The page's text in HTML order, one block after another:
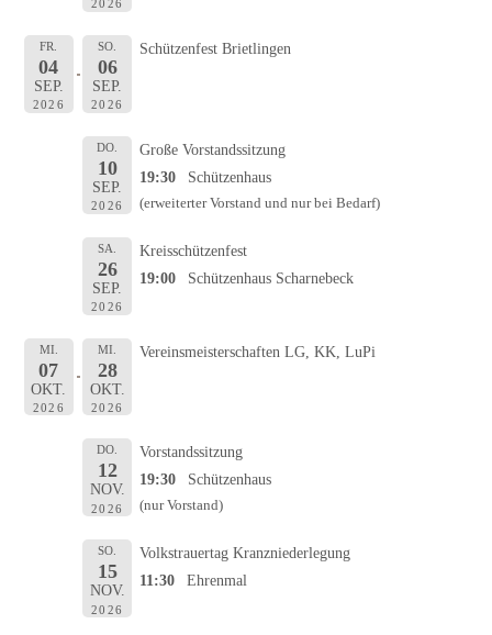
2026
FR.
04
SEP.
2026
SO.
06
SEP.
2026
Schützenfest Brietlingen
DO.
10
SEP.
2026
Große Vorstandssitzung
19:30
Schützenhaus
(erweiterter Vorstand und nur bei Bedarf)
SA.
26
SEP.
2026
Kreisschützenfest
19:00
Schützenhaus Scharnebeck
MI.
07
OKT.
2026
MI.
28
OKT.
2026
Vereinsmeisterschaften LG, KK, LuPi
DO.
12
NOV.
2026
Vorstandssitzung
19:30
Schützenhaus
(nur Vorstand)
SO.
15
NOV.
2026
Volkstrauertag Kranzniederlegung
11:30
Ehrenmal